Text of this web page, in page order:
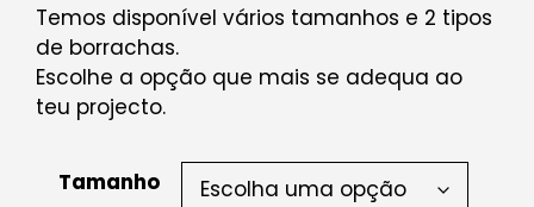
preços:
a
Temos disponível vários tamanhos e 2 tipos
de borrachas.
Escolhe a opção que mais se adequa ao
teu projecto.
Tamanho